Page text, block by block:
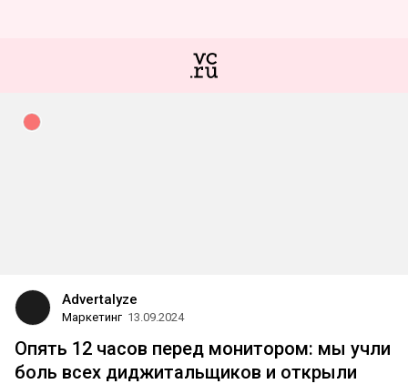
Advertalyze
Маркетинг 13.09.2024
Опять 12 часов перед монитором: мы учли
боль всех диджитальщиков и открыли